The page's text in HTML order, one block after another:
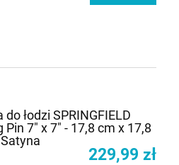
łodzi SPRINGFIELD
7" x 7" - 17,8 cm x 17,8
229,99 zł